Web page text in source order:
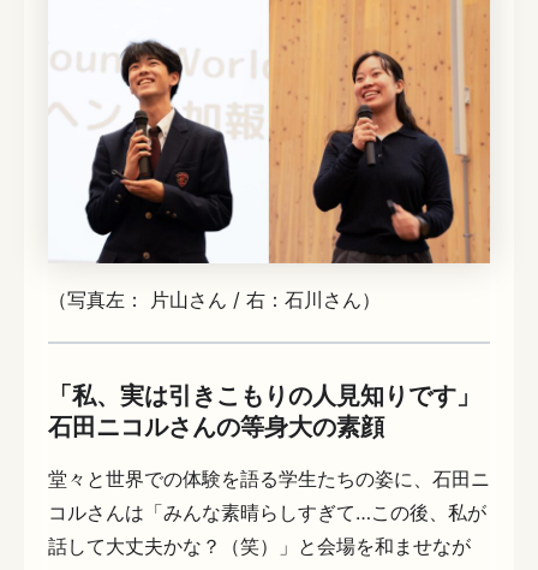
（写真左： 片山さん / 右：石川さん）
「私、実は引きこもりの人見知りです」
石田ニコルさんの等身大の素顔
堂々と世界での体験を語る学生たちの姿に、石田ニ
コルさんは「みんな素晴らしすぎて…この後、私が
話して大丈夫かな？（笑）」と会場を和ませなが